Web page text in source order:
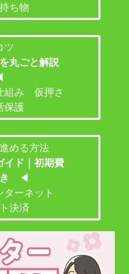
ち物
ツ
丸ごと解説
組み 仮押さ
護
める方法
ド｜初期費
き
◀
ターネット
決済